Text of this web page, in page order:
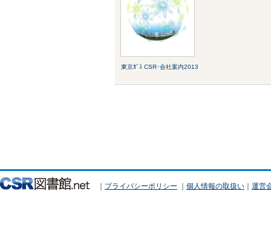
東京ｶﾞｽ CSR･会社案内2013
｜ プライバシーポリシー ｜ 個人情報の取扱い ｜ 運営